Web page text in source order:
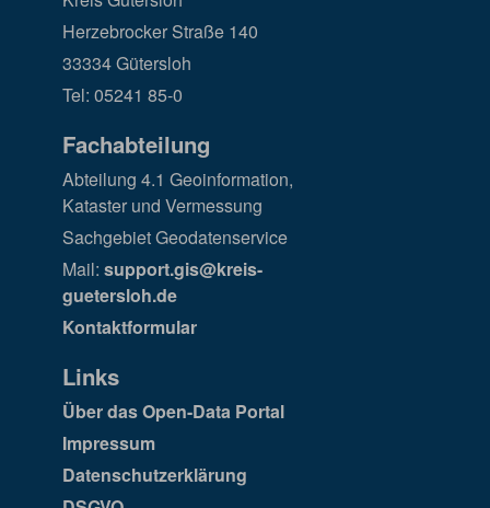
Herzebrocker Straße 140
33334 Gütersloh
Tel: 05241 85-0
Fachabteilung
Abteilung 4.1 Geoinformation,
Kataster und Vermessung
Sachgebiet Geodatenservice
Mail: support.gis@kreis-
guetersloh.de
Kontaktformular
Links
Über das Open-Data Portal
Impressum
Datenschutzerklärung